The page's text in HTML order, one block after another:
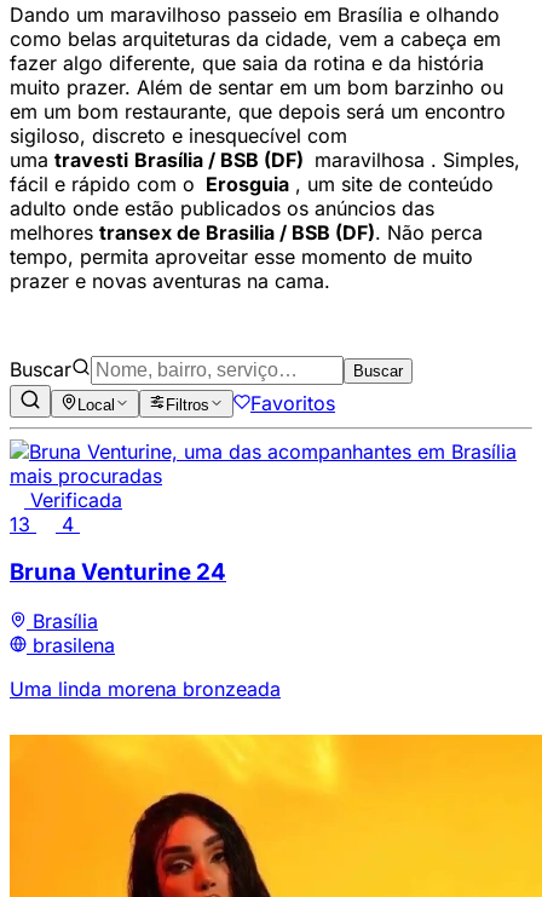
Dando um maravilhoso passeio em Brasília e olhando
como belas arquiteturas da cidade, vem a cabeça em
fazer algo diferente, que saia da rotina e da história
muito prazer. Além de sentar em um bom barzinho ou
em um bom restaurante, que depois será um encontro
sigiloso, discreto e inesquecível com
uma travesti Brasília / BSB (DF) maravilhosa . Simples,
fácil e rápido com o Erosguia , um site de conteúdo
adulto onde estão publicados os anúncios das
melhores transex de Brasilia / BSB (DF). Não perca
tempo, permita aproveitar esse momento de muito
prazer e novas aventuras na cama.
Buscar
Buscar
Local
Filtros Favoritos
Verificada
13
4
Bruna Venturine 24
Brasília
brasilena
Uma linda morena bronzeada